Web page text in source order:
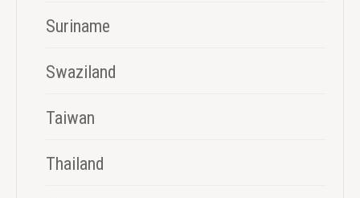
Suriname
Swaziland
Taiwan
Thailand